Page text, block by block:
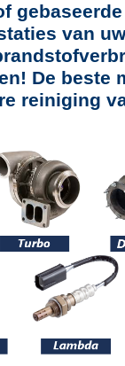
gebaseerde
van
De beste
reiniging